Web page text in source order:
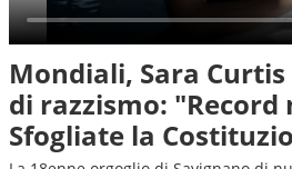
Mondiali, Sara
di razzismo: "Record
Sfogliate la